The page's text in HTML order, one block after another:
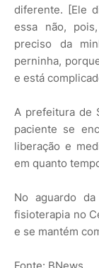
diferente. [Ele
essa não,
preciso da
perninha,
e está
A prefeitura de
paciente se
liberação e
em quanto
No aguardo
fisioterapia no
e se mantém
Fonte: BNews